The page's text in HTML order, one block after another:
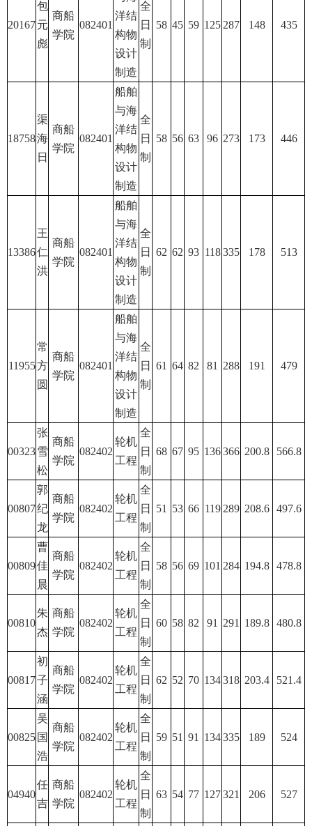
20167
包
元
彪
商船
学院
082401
洋结
构物
设计
制造
全
日
制
58 45 59 125 287 148 435
18758
渠
海
日
商船
学院
082401
船舶
与海
洋结
构物
设计
制造
全
日
制
58 56 63 96 273 173 446
13386
王
仁
洪
商船
学院
082401
船舶
与海
洋结
构物
设计
制造
全
日
制
62 62 93 118 335 178 513
11955
常
方
圆
商船
学院
082401
船舶
与海
洋结
构物
设计
制造
全
日
制
61 64 82 81 288 191 479
00323
张
雪
松
商船
学院
082402
轮机
工程
全
日
制
68 67 95 136366 200.8 566.8
00807
郭
纪
龙
商船
学院
082402
轮机
工程
全
日
制
51 53 66 119 289 208.6 497.6
00809
曹
佳
晨
商船
学院
082402
轮机
工程
全
日
制
58 56 69 101 284 194.8 478.8
00810
朱
杰
商船
学院
082402
轮机
工程
全
日
制
60 58 82 91 291 189.8 480.8
00817
初
子
涵
商船
学院
082402
轮机
工程
全
日
制
62 52 70 134318 203.4 521.4
00825
吴
国
浩
商船
学院
082402
轮机
工程
全
日
制
59 51 91 134335 189 524
04940
任
吉
商船
学院
082402
轮机
工程
全
日
制
63 54 77 127321 206 527